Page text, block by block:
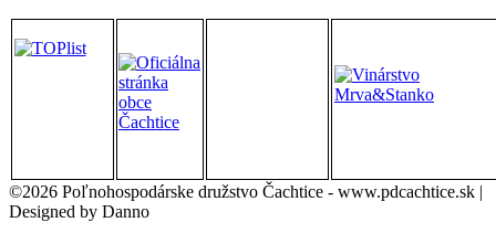
©2026 Poľnohospodárske družstvo Čachtice - www.pdcachtice.sk |
Designed by Danno